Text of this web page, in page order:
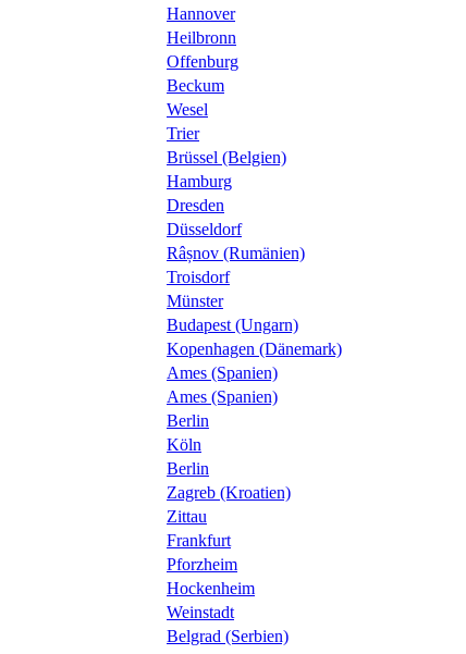
Hannover
Heilbronn
Offenburg
Beckum
Wesel
Trier
Brüssel (Belgien)
Hamburg
Dresden
Düsseldorf
Râșnov (Rumänien)
Troisdorf
Münster
Budapest (Ungarn)
Kopenhagen (Dänemark)
Ames (Spanien)
Ames (Spanien)
Berlin
Köln
Berlin
Zagreb (Kroatien)
Zittau
Frankfurt
Pforzheim
Hockenheim
Weinstadt
Belgrad (Serbien)